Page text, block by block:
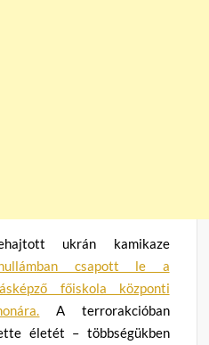
ukrán kamikaze
csapott le a
főiskola központi
A terrorakcióban
életét – többségükben